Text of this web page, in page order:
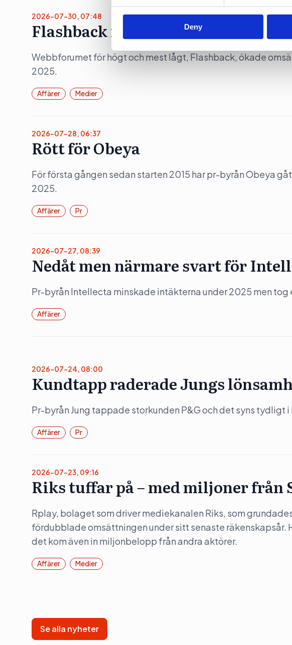
Deny
2026-07-30, 07:48
Flashback investerade bort vinsten
Webbforumet för högt och mest lågt, Flashback, ökade
2025.
Affärer Medier
2026-07-28, 06:37
Rött för Obeya
För första gången sedan starten 2015 har pr-byrån Obeya
2025.
Affärer Pr
2026-07-27, 08:39
Nedåt men närmare svart för
Pr-byrån Intellecta minskade intäkterna under 2025 men tog
Affärer
2026-07-24, 08:00
Kundtapp raderade Jungs
Pr-byrån Jung tappade storkunden P&G och det syns tydligt
Affärer Pr
2026-07-23, 09:16
Riks tuffar på – med miljoner från
Rplay, bolaget som driver mediekanalen Riks, som
fördubblade omsättningen under sitt senaste räkenskapsår.
det kom även in miljonbelopp från andra aktörer.
Affärer Medier
Se alla nyheter